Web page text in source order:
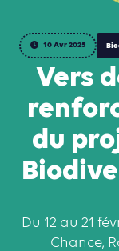
10 Avr 2025
Vers
du
Du 12 au 21
Chance,